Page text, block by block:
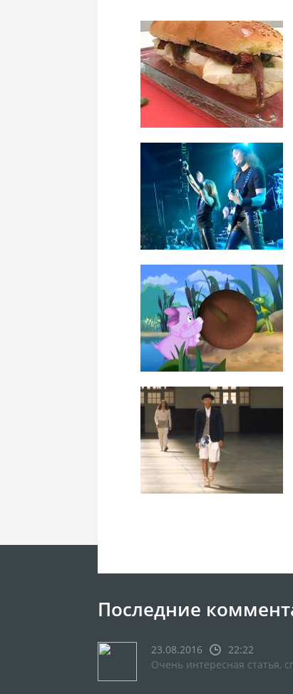
Последние
23.08.2016
22:22
Очень интересная статья,